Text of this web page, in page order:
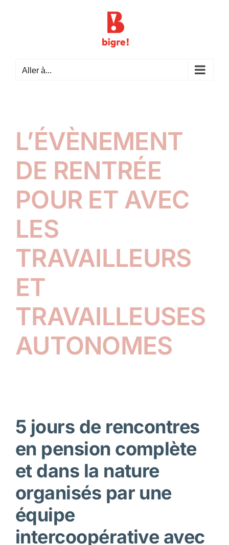
Aller à...
L’ÉVÈNEMENT
DE RENTRÉE
POUR ET AVEC
LES
TRAVAILLEURS
ET
TRAVAILLEUSES
AUTONOMES
5 jours de rencontres
en pension complète
et dans la nature
organisés par une
équipe
intercoopérative avec